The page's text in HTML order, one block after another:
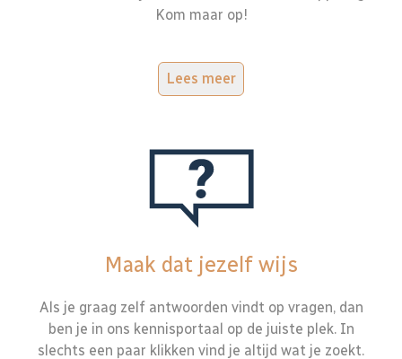
Kom maar op!
Lees meer
Maak dat jezelf wijs
Als je graag zelf antwoorden vindt op vragen, dan
ben je in ons kennisportaal op de juiste plek. In
slechts een paar klikken vind je altijd wat je zoekt.